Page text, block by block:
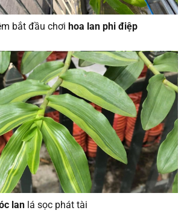
bắt đầu chơi hoa lan phi điệp
lan lá sọc phát tài